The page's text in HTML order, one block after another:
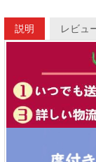
説明 レビュ